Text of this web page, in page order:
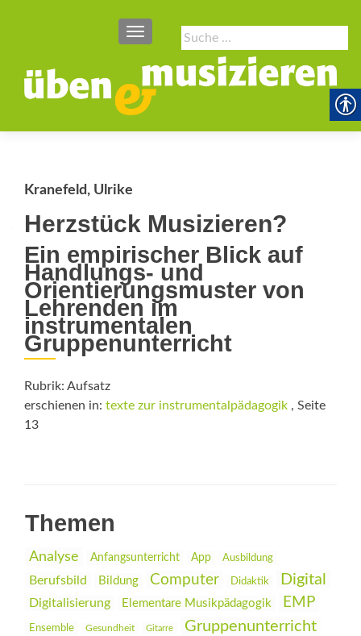
Suche
nach:
SCHALTE NAVIGATION
Kranefeld, Ulrike
Herzstück Musizieren?
Ein empirischer Blick auf
Handlungs- und
Orientierungsmuster von
Lehrenden im
instrumentalen
Gruppenunterricht
Rubrik: Aufsatz
erschienen in: texte zur instrumentalpädagogik , Seite
13
Themen
Analyse Anfangsunterricht App Ausbildung
Berufsbild Bildung Computer Didaktik Digital
Digitalisierung Elementare Musikpädagogik EMP
Ensemble Gesundheit Gitarre Gruppenunterricht